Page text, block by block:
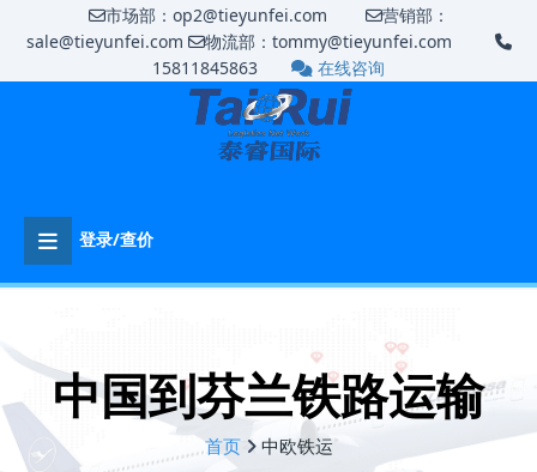
市场部：op2@tieyunfei.com
营销部：
sale@tieyunfei.com
物流部：tommy@tieyunfei.com
15811845863
在线咨询
登录/查价
中国到芬兰铁路运输
首页 中欧铁运